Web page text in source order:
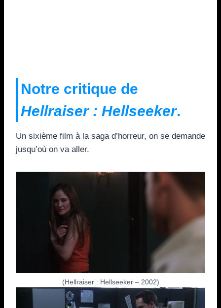
Notre critique de
Hellraiser : Hellseeker.
Un sixième film à la saga d’horreur, on se demande
jusqu’où on va aller.
(Hellraiser : Hellseeker – 2002)